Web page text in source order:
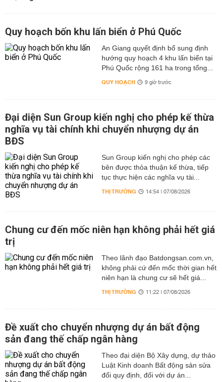
Quy hoạch bốn khu lấn biển ở Phú Quốc
An Giang quyết định bổ sung định
hướng quy hoạch 4 khu lấn biển tại
Phú Quốc rộng 161 ha trong tổng...
QUY HOẠCH 9 giờ trước
Đại diện Sun Group kiến nghị cho phép kế thừa
nghĩa vụ tài chính khi chuyển nhượng dự án
BĐS
Sun Group kiến nghị cho phép các
bên được thỏa thuận kế thừa, tiếp
tục thực hiện các nghĩa vụ tài...
THỊ TRƯỜNG 14:54 | 07/08/2026
Chung cư đến mốc niên hạn không phải hết giá
trị
Theo lãnh đạo Batdongsan.com.vn,
không phải cứ đến mốc thời gian hết
niên hạn là chung cư sẽ hết giá...
THỊ TRƯỜNG 11:22 | 07/08/2026
Đề xuất cho chuyển nhượng dự án bất động
sản đang thế chấp ngân hàng
Theo đại diện Bộ Xây dựng, dự thảo
Luật Kinh doanh Bất động sản sửa
đổi quy định, đối với dự án...